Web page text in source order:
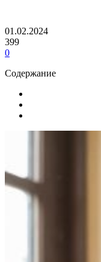
01.02.2024
399
0
Содержание